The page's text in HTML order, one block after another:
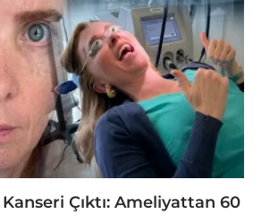
Çıktı: Ameliyattan 60